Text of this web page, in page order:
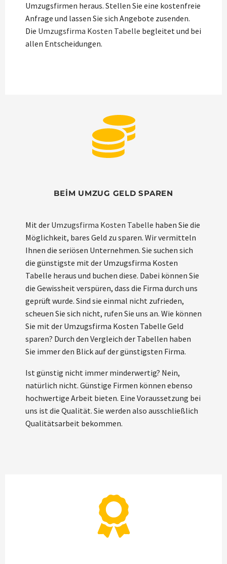
Umzugsfirmen heraus. Stellen Sie eine kostenfreie
Anfrage und lassen Sie sich Angebote zusenden.
Die Umzugsfirma Kosten Tabelle begleitet und bei
allen Entscheidungen.
BEIM UMZUG GELD SPAREN
Mit der Umzugsfirma Kosten Tabelle haben Sie die
Möglichkeit, bares Geld zu sparen. Wir vermitteln
Ihnen die seriösen Unternehmen. Sie suchen sich
die günstigste mit der Umzugsfirma Kosten
Tabelle heraus und buchen diese. Dabei können Sie
die Gewissheit verspüren, dass die Firma durch uns
geprüft wurde. Sind sie einmal nicht zufrieden,
scheuen Sie sich nicht, rufen Sie uns an. Wie können
Sie mit der Umzugsfirma Kosten Tabelle Geld
sparen? Durch den Vergleich der Tabellen haben
Sie immer den Blick auf der günstigsten Firma.
Ist günstig nicht immer minderwertig? Nein,
natürlich nicht. Günstige Firmen können ebenso
hochwertige Arbeit bieten. Eine Voraussetzung bei
uns ist die Qualität. Sie werden also ausschließlich
Qualitätsarbeit bekommen.